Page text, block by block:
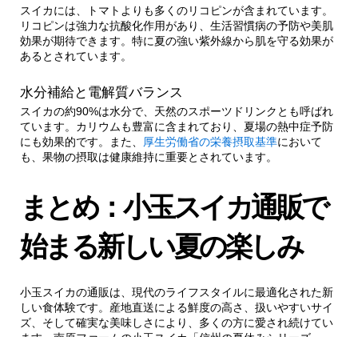
スイカには、トマトよりも多くのリコピンが含まれています。
リコピンは強力な抗酸化作用があり、生活習慣病の予防や美肌
効果が期待できます。特に夏の強い紫外線から肌を守る効果が
あるとされています。
水分補給と電解質バランス
スイカの約90%は水分で、天然のスポーツドリンクとも呼ばれ
ています。カリウムも豊富に含まれており、夏場の熱中症予防
にも効果的です。また、 厚生労働省の栄養摂取基準において
も、果物の摂取は健康維持に重要とされています。
まとめ：小玉スイカ通販で
始まる新しい夏の楽しみ
小玉スイカの通販は、現代のライフスタイルに最適化された新
しい食体験です。産地直送による鮮度の高さ、扱いやすいサイ
ズ、そして確実な美味しさにより、多くの方に愛され続けてい